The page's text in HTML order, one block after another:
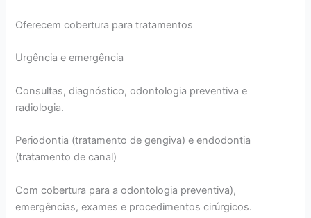
Oferecem cobertura para tratamentos
Urgência e emergência
Consultas, diagnóstico, odontologia preventiva e
radiologia.
Periodontia (tratamento de gengiva) e endodontia
(tratamento de canal)
Com cobertura para a odontologia preventiva),
emergências, exames e procedimentos cirúrgicos.